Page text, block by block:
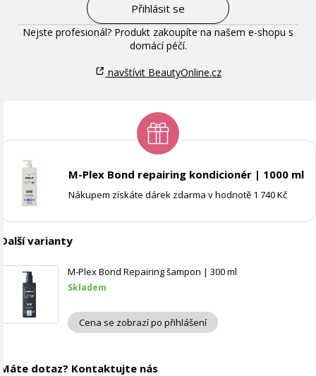
Přihlásit se
Nejste profesionál? Produkt zakoupíte na našem e-shopu s
domácí péčí.
navštívit BeautyOnline.cz
M-Plex Bond repairing kondicionér | 1000 ml
Nákupem získáte dárek zdarma v hodnotě 1 740 Kč
Další varianty
M-Plex Bond Repairing šampon | 300 ml
Skladem
Cena se zobrazí po přihlášení
Máte dotaz? Kontaktujte nás